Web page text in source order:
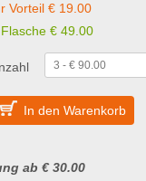
Vorteil € 19.00
€ 49.00
In den Warenkorb
ab € 30.00